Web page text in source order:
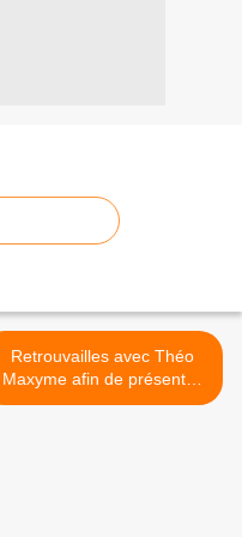
Retrouvailles avec Théo
Maxyme afin de présenter
son premier EP ! >